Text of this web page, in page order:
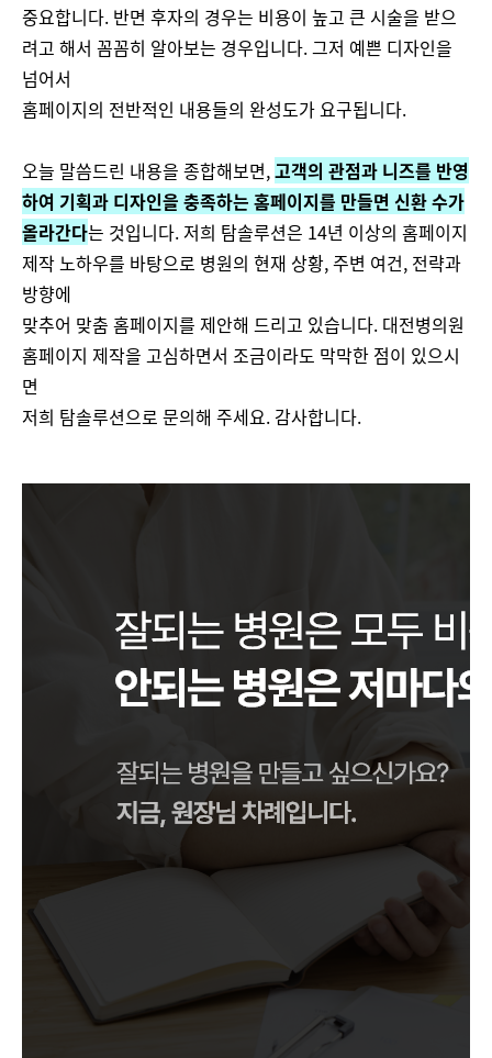
중요합니다. 반면 후자의 경우는 비용이 높고 큰 시술을 받으
려고 해서 꼼꼼히 알아보는 경우입니다. 그저 예쁜 디자인을
넘어서
홈페이지의 전반적인 내용들의 완성도가 요구됩니다.
오늘 말씀드린 내용을 종합해보면,고객의 관점과 니즈를 반영
하여 기획과 디자인을 충족하는 홈페이지를 만들면 신환 수가
올라간다는 것입니다. 저희 탐솔루션은 14년 이상의 홈페이지
제작 노하우를 바탕으로 병원의 현재 상황, 주변 여건, 전략과
방향에
맞추어 맞춤 홈페이지를 제안해 드리고 있습니다. 대전병의원
홈페이지 제작을 고심하면서 조금이라도 막막한 점이 있으시
면
저희 탐솔루션으로 문의해 주세요. 감사합니다.